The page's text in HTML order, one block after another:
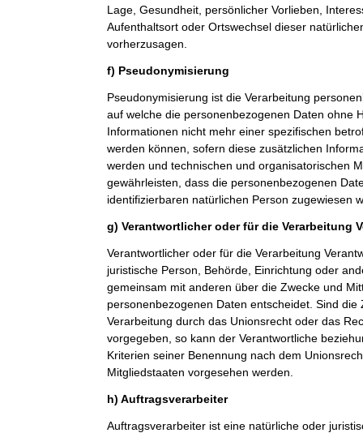
Lage, Gesundheit, persönlicher Vorlieben,
Aufenthaltsort oder Ortswechsel dieser
vorherzusagen.
f) Pseudonymisierung
Pseudonymisierung ist die Verarbeitung
auf welche die personenbezogenen Daten ohne
Informationen nicht mehr einer spezifischen
werden können, sofern diese zusätzlichen
werden und technischen und organisatorischen
gewährleisten, dass die personenbezogenen
identifizierbaren natürlichen Person zugewiesen
g) Verantwortlicher oder für die Verarbeitung
Verantwortlicher oder für die Verarbeitung
juristische Person, Behörde, Einrichtung oder
gemeinsam mit anderen über die Zwecke und
personenbezogenen Daten entscheidet. Sind die
Verarbeitung durch das Unionsrecht oder das
vorgegeben, so kann der Verantwortliche
Kriterien seiner Benennung nach dem
Mitgliedstaaten vorgesehen werden.
h) Auftragsverarbeiter
Auftragsverarbeiter ist eine natürliche oder